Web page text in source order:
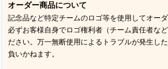
オーダー商品について
記念品など特定チームのロゴ等を使用してオー
必ずお客様自身でロゴ権利者（チーム責任者な
ださい。万一無断使用によるトラブルが発生し
負いかねます。